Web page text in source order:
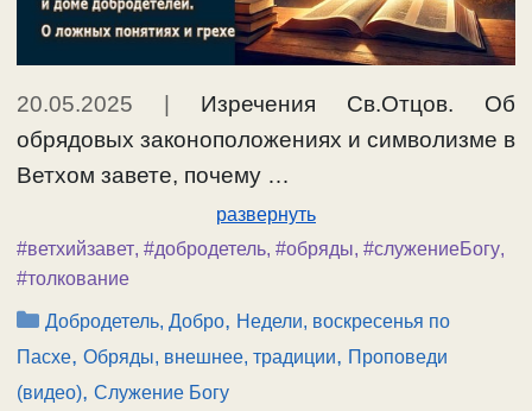
20.05.2025
Изречения Св.Отцов. Об
обрядовых законоположениях и символизме в
Ветхом завете, почему …
развернуть
#ветхийзавет, #добродетель, #обряды, #служениеБогу,
#толкование
Рубрики
Добродетель, Добро, Недели, воскресенья по
Пасхе, Обряды, внешнее, традиции, Проповеди
(видео), Служение Богу